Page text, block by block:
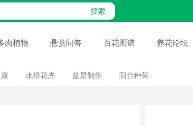
肉植物 悬赏问答 百花图谱 养花论坛
水培花卉 盆景制作 阳台种菜